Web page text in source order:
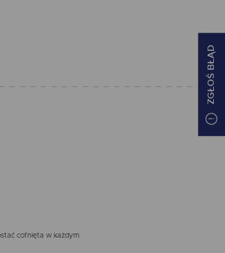
cofnięta w każdym
ZGŁOŚ BŁĄD